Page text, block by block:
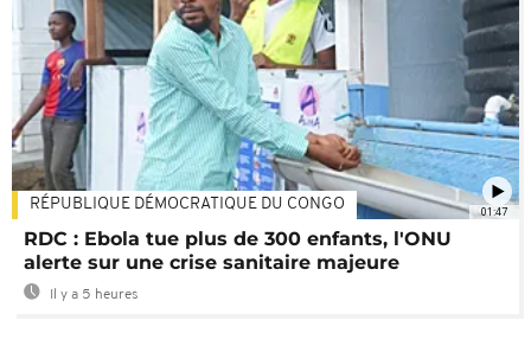
01:47
RÉPUBLIQUE DÉMOCRATIQUE DU CONGO
RDC : Ebola tue plus de 300 enfants, l'ONU
alerte sur une crise sanitaire majeure
Il y a 5 heures